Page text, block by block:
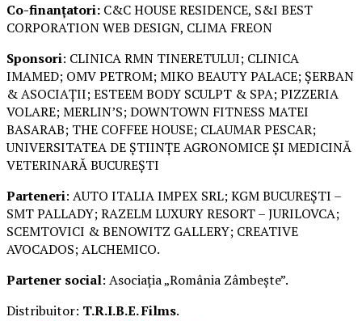
Co-finanțatori: C&C HOUSE RESIDENCE, S&I BEST
CORPORATION WEB DESIGN, CLIMA FREON
Sponsori: CLINICA RMN TINERETULUI; CLINICA
IMAMED; OMV PETROM; MIKO BEAUTY PALACE; ȘERBAN
& ASOCIAȚII; ESTEEM BODY SCULPT & SPA; PIZZERIA
VOLARE; MERLIN’S; DOWNTOWN FITNESS MATEI
BASARAB; THE COFFEE HOUSE; CLAUMAR PESCAR;
UNIVERSITATEA DE ȘTIINȚE AGRONOMICE ȘI MEDICINĂ
VETERINARĂ BUCUREȘTI
Parteneri: AUTO ITALIA IMPEX SRL; KGM BUCUREȘTI –
SMT PALLADY; RAZELM LUXURY RESORT – JURILOVCA;
SCEMTOVICI & BENOWITZ GALLERY; CREATIVE
AVOCADOS; ALCHEMICO.
Partener social: Asociația „România Zâmbește”.
Distribuitor: T.R.I.B.E. Films.